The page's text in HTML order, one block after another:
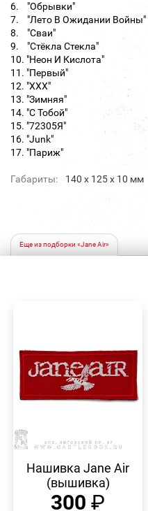
6. "Обрывки"
7. "Лето В Ожидании Войны"
8. "Сваи"
9. "Стёкла Стекла"
10. "Неон И Кислота"
11. "Первый"
12. "XXX"
13. "Зимняя"
14. "С Тобой"
15. "72305Я"
16. "Junk"
17. "Париж"
Габариты: 140 х 125 х 10 мм
Еще из подборки «Jane Air»
ПРОСМОТР
Нашивка Jane Air
(вышивка)
300 ₽